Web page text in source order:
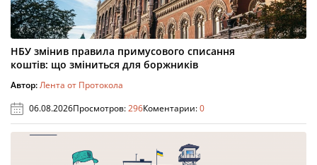
НБУ змінив правила примусового списання
коштів: що зміниться для боржників
Автор:Лента от Протокола
06.08.2026Просмотров:296Коментарии:0